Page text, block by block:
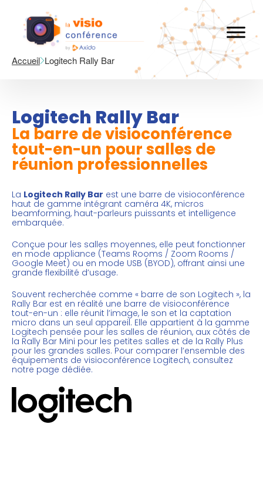
Accueil Logitech Rally Bar
Logitech Rally Bar
La barre de visioconférence
tout-en-un pour salles de
réunion professionnelles
La Logitech Rally Bar est une barre de visioconférence
haut de gamme intégrant caméra 4K, micros
beamforming, haut-parleurs puissants et intelligence
embarquée.
Conçue pour les salles moyennes, elle peut fonctionner
en mode appliance (Teams Rooms / Zoom Rooms /
Google Meet) ou en mode USB (BYOD), offrant ainsi une
grande flexibilité d’usage.
Souvent recherchée comme « barre de son Logitech », la
Rally Bar est en réalité une barre de visioconférence
tout-en-un : elle réunit l’image, le son et la captation
micro dans un seul appareil. Elle appartient à la gamme
Logitech pensée pour les salles de réunion, aux côtés de
la Rally Bar Mini pour les petites salles et de la Rally Plus
pour les grandes salles. Pour comparer l’ensemble des
équipements de visioconférence Logitech, consultez
notre page dédiée.